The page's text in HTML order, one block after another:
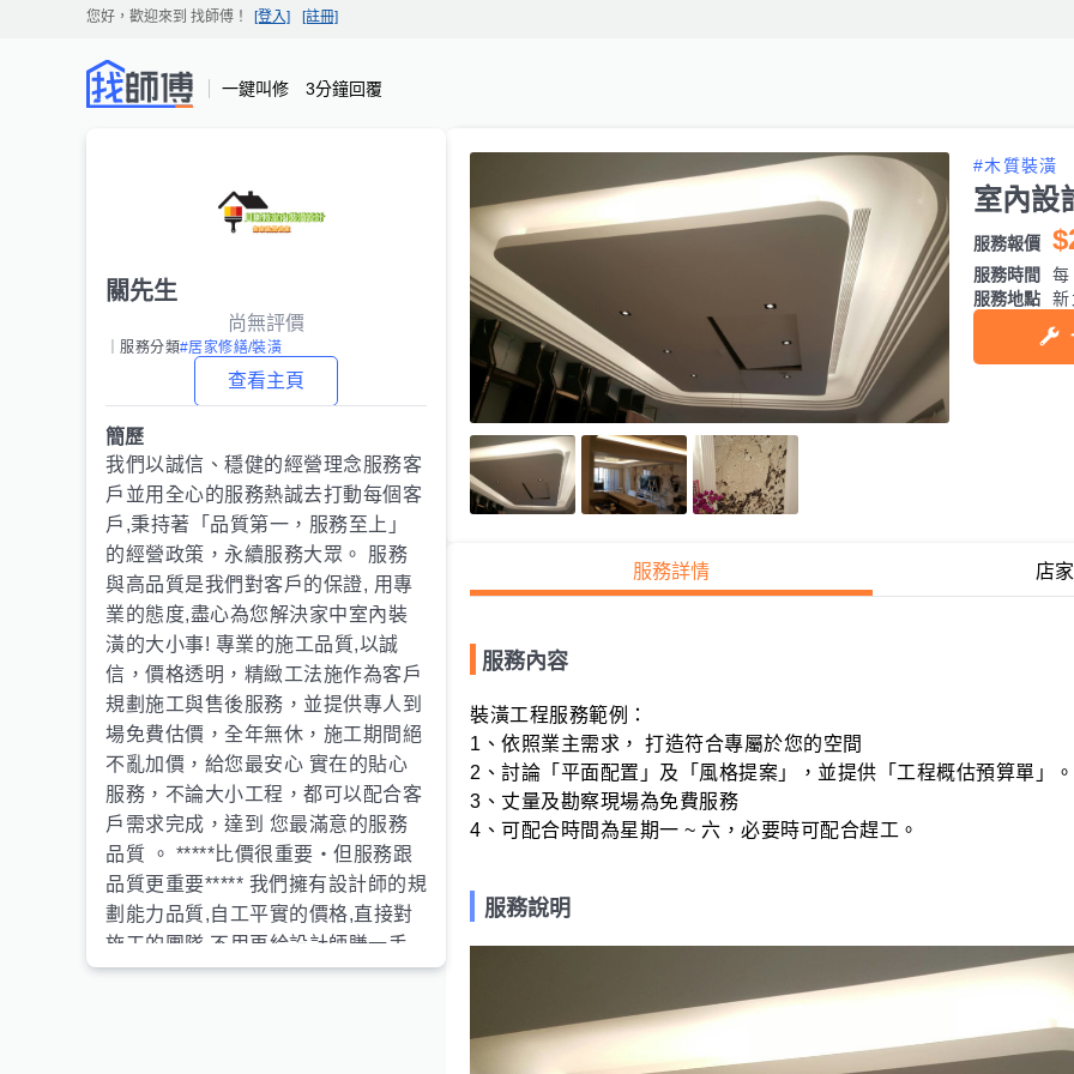
您好，歡迎來到 找師傅 ！ [登入] [註冊]
一鍵叫修 3分鐘回覆
關先生
尚無評價
｜服務分類#居家修繕/裝潢
查看主頁
簡歷
我們以誠信、穩健的經營理念服務客
戶並用全心的服務熱誠去打動每個客
戶,秉持著「品質第一，服務至上」
的經營政策，永續服務大眾。 服務
與高品質是我們對客戶的保證, 用專
業的態度,盡心為您解決家中室內裝
潢的大小事! 專業的施工品質,以誠
信，價格透明，精緻工法施作為客戶
規劃施工與售後服務，並提供專人到
場免費估價，全年無休，施工期間絕
不亂加價，給您最安心 實在的貼心
服務，不論大小工程，都可以配合客
戶需求完成，達到 您最滿意的服務
品質 。 *****比價很重要‧但服務跟
品質更重要***** 我們擁有設計師的規
劃能力品質,自工平實的價格,直接對
施工的團隊,不用再給設計師賺一手,
幫你省很大~!絕對超值的完成你的需
#木質裝潢
室內設
服務報價
服務時間
服務地點
服務詳情 店
服務內容
裝潢工程服務範例：
1、依照業主需求， 打造符合專屬於您的空間
2、討論「平面配置」及「風格提案」，並提供「工程概估預算單」。
3、丈量及勘察現場為免費服務
4、可配合時間為星期一 ~ 六，必要時可配合趕工。
服務說明